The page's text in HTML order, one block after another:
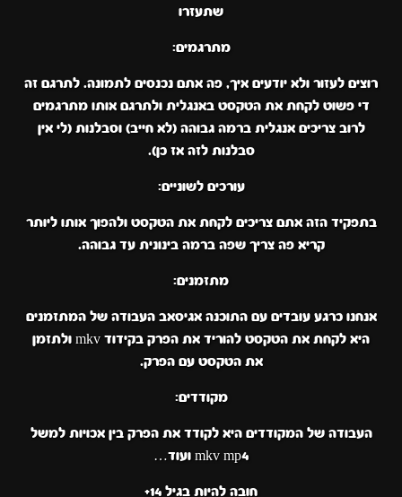
שתעזרו
מתרגמים:
רוצים לעזור ולא יודעים איך, פה אתם נכנסים לתמונה. לתרגם זה
די פשוט לקחת את הטקסט באנגלית ולתרגם אותו מתרגמים
לרוב צריכים אנגלית ברמה גבוהה (לא חייב) וסבלנות (לי אין
סבלנות לזה אז כן).
עורכים לשוניים:
בתפקיד הזה אתם צריכים לקחת את הטקסט ולהפוך אותו ליותר
קריא פה צריך שפה ברמה בינונית עד גבוהה.
מתזמנים:
אנחנו כרגע עובדים עם התוכנה אגיסאב העבודה של המתזמנים
היא לקחת את הטקסט להוריד את הפרק בקידוד mkv ולתזמן
את הטקסט עם הפרק.
מקודדים:
העבודה של המקודדים היא לקודד את הפרק בין אכויות למשל
mkv mp4 ועוד…
חובה להיות בגיל 14+